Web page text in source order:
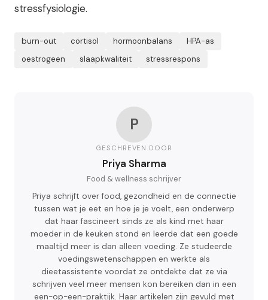
stressfysiologie.
burn-out cortisol hormoonbalans
HPA-as
oestrogeen
slaapkwaliteit stressrespons
P
GESCHREVEN DOOR
Priya Sharma
Food & wellness schrijver
Priya schrijft over food, gezondheid en de connectie
tussen wat je eet en hoe je je voelt, een onderwerp
dat haar fascineert sinds ze als kind met haar
moeder in de keuken stond en leerde dat een goede
maaltijd meer is dan alleen voeding. Ze studeerde
voedingswetenschappen en werkte als
dieetassistente voordat ze ontdekte dat ze via
schrijven veel meer mensen kon bereiken dan in een
een-op-een-praktijk. Haar artikelen zijn gevuld met